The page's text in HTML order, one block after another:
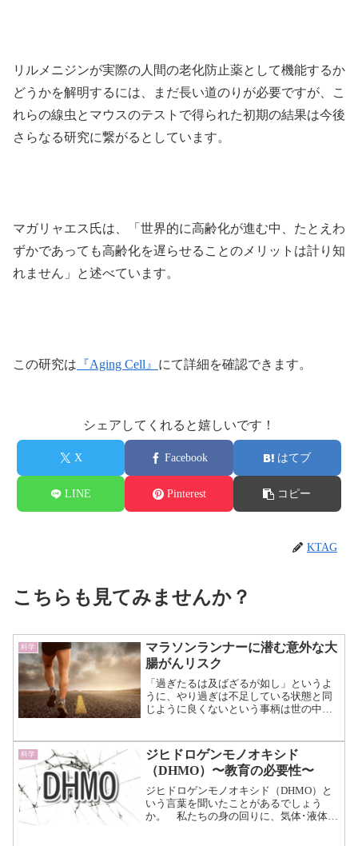
リルメニジンが実際の人間の老化防止薬として機能するか
どうかを解明するには、まだ長い道のりが必要ですが、こ
れらの線虫とマウスのテストで得られた初期の結果は今後
さらなる研究に繋がるとしています。
マガリャエス氏は、「世界的に高齢化が進む中、たとえわ
ずかであっても高齢化を遅らせることのメリットは計り知
れません」と述べています。
この研究は 『Aging Cell』 にて詳細を確認できます。
シェアしてくれると嬉しいです！
X Facebook はてブ
LINE Pinterest コピー
KTAG
こちらも見てみませんか？
科学
マラソンランナーに潜む意外な大
腸がんリスク
「過ぎたるは及ばざるが如し」というよ
うに、やり過ぎは不足している状態と同
じように良くないという事柄は世の中に
もしれません。 ランニングは健康の象
徴とされ、生活習慣病の予...（続きを読
む）
科学
ジヒドロゲンモノオキシド
（DHMO）〜教育の必要性〜
ジヒドロゲンモノオキシド（DHMO）と
いう言葉を聞いたことがあるでしょう
か。 私たちの身の回りに、気体･液体･